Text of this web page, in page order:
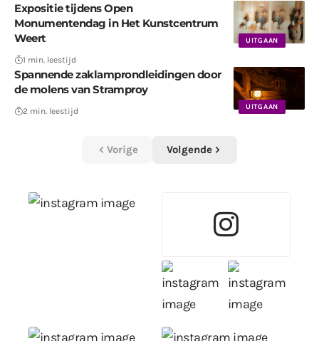
UITGAAN
Expositie tijdens Open
Monumentendag in Het Kunstcentrum
Weert
1 min. leestijd
UITGAAN
Spannende zaklamprondleidingen door
de molens van Stramproy
2 min. leestijd
Vorige Volgende